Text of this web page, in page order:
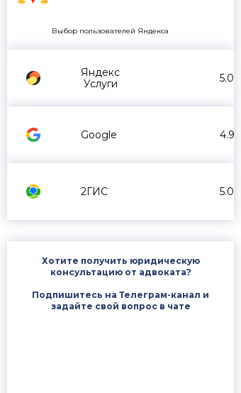
Выбор пользователей Яндекса
Яндекс
Услуги
5.0
Google 4.9
2ГИС 5.0
Хотите получить юридическую
консультацию от адвоката?
Подпишитесь на Телеграм-канал и
задайте свой вопрос в чате